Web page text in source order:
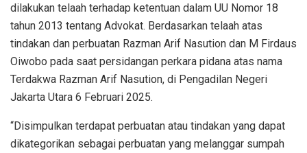
dilakukan telaah terhadap ketentuan dalam UU Nomor 18
tahun 2013 tentang Advokat. Berdasarkan telaah atas
tindakan dan perbuatan Razman Arif Nasution dan M Firdaus
Oiwobo pada saat persidangan perkara pidana atas nama
Terdakwa Razman Arif Nasution, di Pengadilan Negeri
Jakarta Utara 6 Februari 2025.
“Disimpulkan terdapat perbuatan atau tindakan yang dapat
dikategorikan sebagai perbuatan yang melanggar sumpah